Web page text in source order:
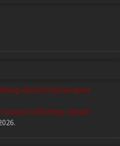
vijeća Grada Sarajeva
Udruženju slijepih